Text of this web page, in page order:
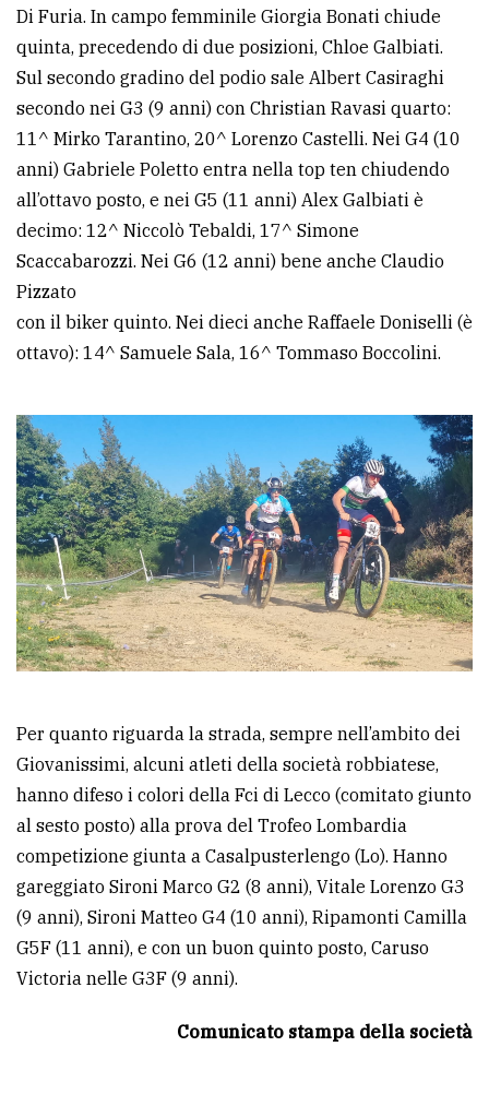
Di Furia. In campo femminile Giorgia Bonati chiude
quinta, precedendo di due posizioni, Chloe Galbiati.
Sul secondo gradino del podio sale Albert Casiraghi
secondo nei G3 (9 anni) con Christian Ravasi quarto:
11^ Mirko Tarantino, 20^ Lorenzo Castelli. Nei G4 (10
anni) Gabriele Poletto entra nella top ten chiudendo
all’ottavo posto, e nei G5 (11 anni) Alex Galbiati è
decimo: 12^ Niccolò Tebaldi, 17^ Simone
Scaccabarozzi. Nei G6 (12 anni) bene anche Claudio
Pizzato
con il biker quinto. Nei dieci anche Raffaele Doniselli (è
ottavo): 14^ Samuele Sala, 16^ Tommaso Boccolini.
Per quanto riguarda la strada, sempre nell’ambito dei
Giovanissimi, alcuni atleti della società robbiatese,
hanno difeso i colori della Fci di Lecco (comitato giunto
al sesto posto) alla prova del Trofeo Lombardia
competizione giunta a Casalpusterlengo (Lo). Hanno
gareggiato Sironi Marco G2 (8 anni), Vitale Lorenzo G3
(9 anni), Sironi Matteo G4 (10 anni), Ripamonti Camilla
G5F (11 anni), e con un buon quinto posto, Caruso
Victoria nelle G3F (9 anni).
Comunicato stampa della società